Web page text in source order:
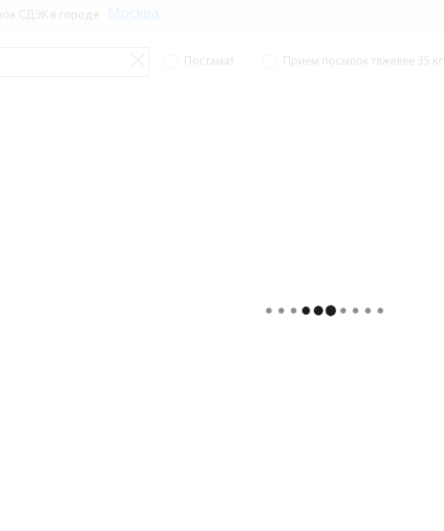
СДЭК в городе
Постамат Прием посылок тяжелее 35 кг